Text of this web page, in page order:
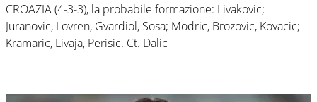
CROAZIA (4-3-3), la probabile formazione: Livakovic;
Juranovic, Lovren, Gvardiol, Sosa; Modric, Brozovic, Kovacic;
Kramaric, Livaja, Perisic. Ct. Dalic